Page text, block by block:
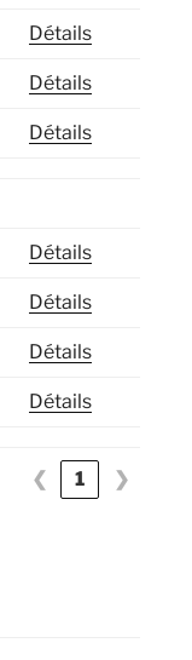
Détails
Détails
Détails
Détails
Détails
Détails
Détails
❮ 1 ❯